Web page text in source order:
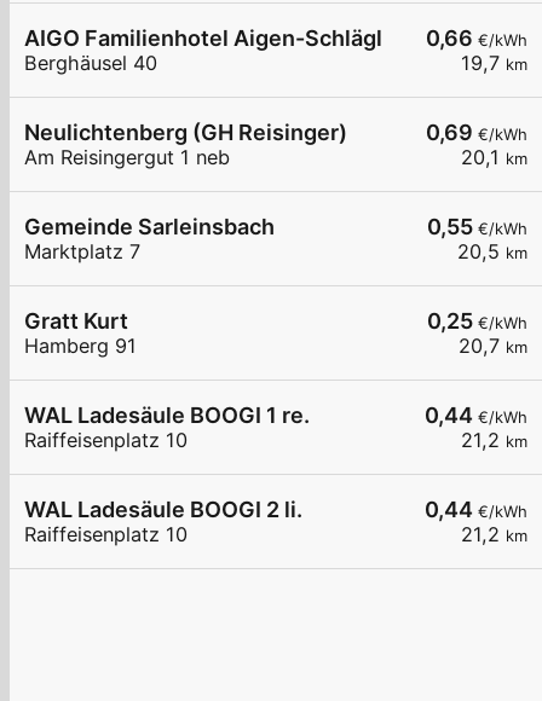
0,66 €/kWh
19,7 km
AIGO Familienhotel Aigen-Schlägl
Berghäusel 40
0,69 €/kWh
20,1 km
Neulichtenberg (GH Reisinger)
Am Reisingergut 1 neb
0,55 €/kWh
20,5 km
Gemeinde Sarleinsbach
Marktplatz 7
0,25 €/kWh
20,7 km
Gratt Kurt
Hamberg 91
0,44 €/kWh
21,2 km
WAL Ladesäule BOOGI 1 re.
Raiffeisenplatz 10
0,44 €/kWh
21,2 km
WAL Ladesäule BOOGI 2 li.
Raiffeisenplatz 10